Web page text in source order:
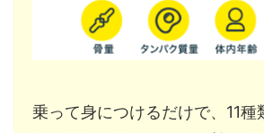
乗って身につけるだけで、11種